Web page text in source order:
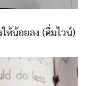
ห้น้อยลง (ดื่มไวน์)